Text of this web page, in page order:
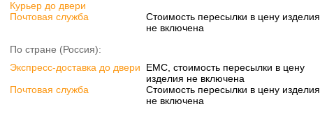
Курьер до двери
Почтовая служба
Стоимость пересылки в цену изделия
не включена
По стране (Россия):
Экспресс-доставка до двери
ЕМС, стоимость пересылки в цену
изделия не включена
Почтовая служба
Стоимость пересылки в цену изделия
не включена